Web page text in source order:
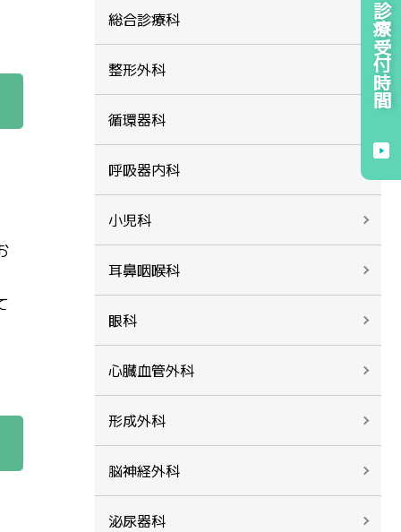
診療受付時間
総合診療科
整形外科
循環器科
呼吸器内科
小児科
耳鼻咽喉科
眼科
心臓血管外科
形成外科
脳神経外科
泌尿器科